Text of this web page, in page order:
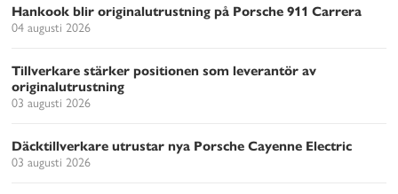
Hankook blir originalutrustning på Porsche 911 Carrera
04 augusti 2026
Tillverkare stärker positionen som leverantör av
originalutrustning
03 augusti 2026
Däcktillverkare utrustar nya Porsche Cayenne Electric
03 augusti 2026